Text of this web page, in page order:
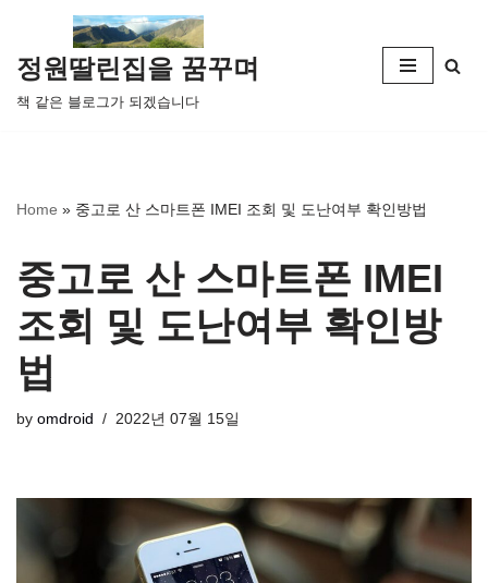
콘
텐
츠
뛰
정원딸린집을 꿈꾸며
책 같은 블로그가 되겠습니다
Home » 중고로 산 스마트폰 IMEI 조회 및 도난여부 확인방법
중고로 산 스마트폰 IMEI
조회 및 도난여부 확인방
법
by omdroid 2022년 07월 15일